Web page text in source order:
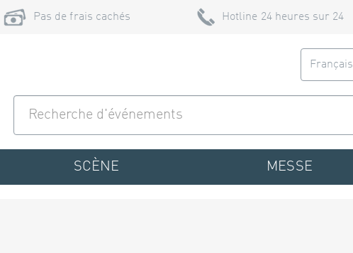
Pas de frais cachés Hotline 24 heures sur 24
Français
SCÈNE MESSE